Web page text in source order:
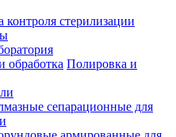
контроля стерилизации
Полировка и
сепарационные для